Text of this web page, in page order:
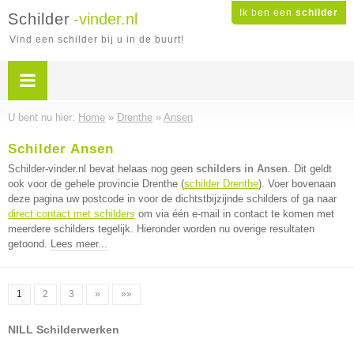
Ik ben een schilder
Schilder -vinder.nl
Vind een schilder bij u in de buurt!
U bent nu hier: Home » Drenthe » Ansen
Schilder Ansen
Schilder-vinder.nl bevat helaas nog geen schilders in Ansen. Dit geldt
ook voor de gehele provincie Drenthe (schilder Drenthe). Voer bovenaan
deze pagina uw postcode in voor de dichtstbijzijnde schilders of ga naar
direct contact met schilders om via één e-mail in contact te komen met
meerdere schilders tegelijk. Hieronder worden nu overige resultaten
getoond. Lees meer...
1 2 3 » »»
NILL Schilderwerken